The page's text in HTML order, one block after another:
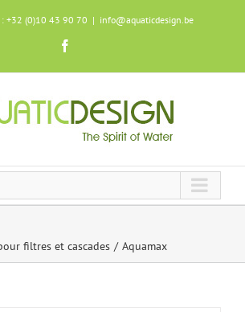
: +32 (0)10 43 90 70 | info@aquaticdesign.be
filtres et cascades Aquamax